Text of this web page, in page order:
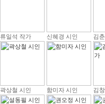
류일석 작가 신혜경 시인 김
곽상철 시인 함미자 시인 김